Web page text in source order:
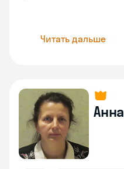
Читать дальше
Анна